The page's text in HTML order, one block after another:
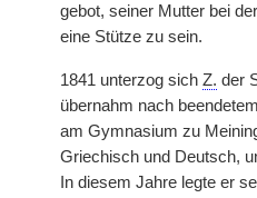
gebot, seiner Mutter bei
eine Stütze zu sein.
1841 unterzog sich Z. der
übernahm nach
am Gymnasium zu
Griechisch und Deutsch,
In diesem Jahre legte er